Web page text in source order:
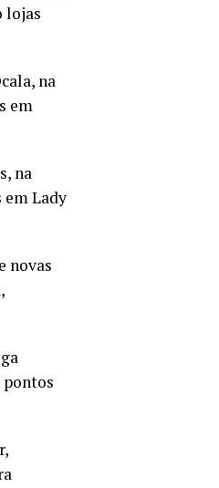
lojas
na
em
na
em Lady
novas
pontos